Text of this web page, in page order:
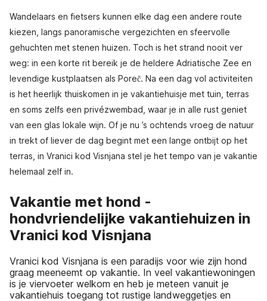
Wandelaars en fietsers kunnen elke dag een andere route
kiezen, langs panoramische vergezichten en sfeervolle
gehuchten met stenen huizen. Toch is het strand nooit ver
weg: in een korte rit bereik je de heldere Adriatische Zee en
levendige kustplaatsen als Poreč. Na een dag vol activiteiten
is het heerlijk thuiskomen in je vakantiehuisje met tuin, terras
en soms zelfs een privézwembad, waar je in alle rust geniet
van een glas lokale wijn. Of je nu ’s ochtends vroeg de natuur
in trekt of liever de dag begint met een lange ontbijt op het
terras, in Vranici kod Visnjana stel je het tempo van je vakantie
helemaal zelf in.
Vakantie met hond -
hondvriendelijke vakantiehuizen in
Vranici kod Visnjana
Vranici kod Visnjana is een paradijs voor wie zijn hond
graag meeneemt op vakantie. In veel vakantiewoningen
is je viervoeter welkom en heb je meteen vanuit je
vakantiehuis toegang tot rustige landweggetjes en